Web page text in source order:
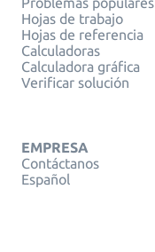
Hojas de trabajo
Hojas de referencia
Calculadoras
Calculadora gráfica
Verificar solución
EMPRESA
Contáctanos
Español